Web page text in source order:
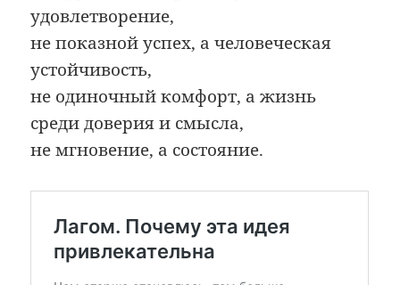
удовлетворение,
не показной успех, а человеческая
устойчивость,
не одиночный комфорт, а жизнь
среди доверия и смысла,
не мгновение, а состояние.